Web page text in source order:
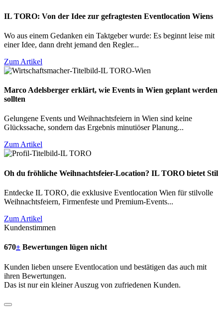
IL TORO: Von der Idee zur gefragtesten Eventlocation Wiens
Wo aus einem Gedanken ein Taktgeber wurde: Es beginnt leise mit
einer Idee, dann dreht jemand den Regler...
Zum Artikel
Marco Adelsberger erklärt, wie Events in Wien geplant werden
sollten
Gelungene Events und Weihnachtsfeiern in Wien sind keine
Glückssache, sondern das Ergebnis minutiöser Planung...
Zum Artikel
Oh du fröhliche Weihnachtsfeier-Location? IL TORO bietet Stil
Entdecke IL TORO, die exklusive Eventlocation Wien für stilvolle
Weihnachtsfeiern, Firmenfeste und Premium-Events...
Zum Artikel
Kundenstimmen
670± Bewertungen lügen nicht
Kunden lieben unsere Eventlocation und bestätigen das auch mit
ihren Bewertungen.
Das ist nur ein kleiner Auszug von zufriedenen Kunden.